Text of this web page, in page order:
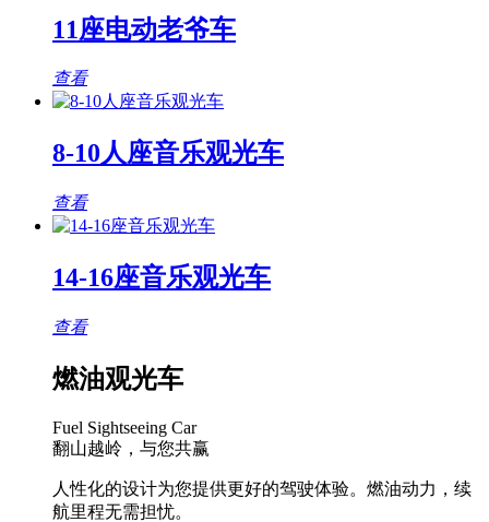
11座电动老爷车
查看
8-10人座音乐观光车
查看
14-16座音乐观光车
查看
燃油观光车
Fuel Sightseeing Car
翻山越岭，与您共赢
人性化的设计为您提供更好的驾驶体验。燃油动力，续
航里程无需担忧。